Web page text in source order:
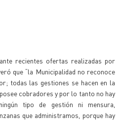
recientes ofertas realizadas por
que “la Municipalidad no reconoce
todas las gestiones se hacen en la
cobradores y por lo tanto no hay
tipo de gestión ni mensura,
que administramos, porque hay